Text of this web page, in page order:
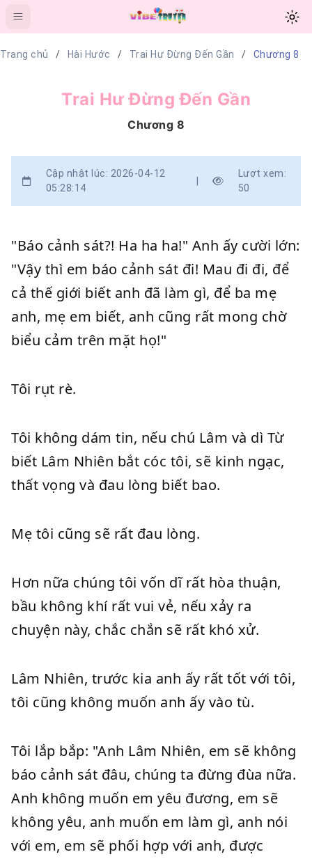
Trang chủ Hài Hước Trai Hư Đừng Đến Gần Chương 8
Trai Hư Đừng Đến Gần
Chương 8
Cập nhật lúc: 2026-04-12
05:28:14
|
Lượt xem:
50
"Báo cảnh sát?! Ha ha ha!" Anh ấy cười lớn:
"Vậy thì em báo cảnh sát đi! Mau đi đi, để
cả thế giới biết anh đã làm gì, để ba mẹ
anh, mẹ em biết, anh cũng rất mong chờ
biểu cảm trên mặt họ!"
Tôi rụt rè.
Tôi không dám tin, nếu chú Lâm và dì Từ
biết Lâm Nhiên bắt cóc tôi, sẽ kinh ngạc,
thất vọng và đau lòng biết bao.
Mẹ tôi cũng sẽ rất đau lòng.
Hơn nữa chúng tôi vốn dĩ rất hòa thuận,
bầu không khí rất vui vẻ, nếu xảy ra
chuyện này, chắc chắn sẽ rất khó xử.
Lâm Nhiên, trước kia anh ấy rất tốt với tôi,
tôi cũng không muốn anh ấy vào tù.
Tôi lắp bắp: "Anh Lâm Nhiên, em sẽ không
báo cảnh sát đâu, chúng ta đừng đùa nữa.
Anh không muốn em yêu đương, em sẽ
không yêu, anh muốn em làm gì, anh nói
với em, em sẽ phối hợp với anh, được